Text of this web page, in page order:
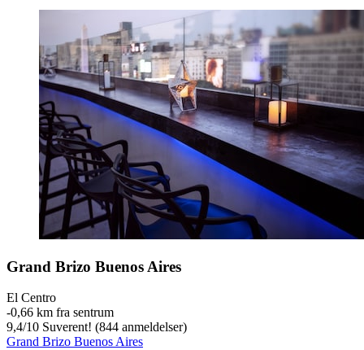
Grand Brizo Buenos Aires
El Centro
‐0,66 km fra sentrum
9,4/10 Suverent! (844 anmeldelser)
Grand Brizo Buenos Aires